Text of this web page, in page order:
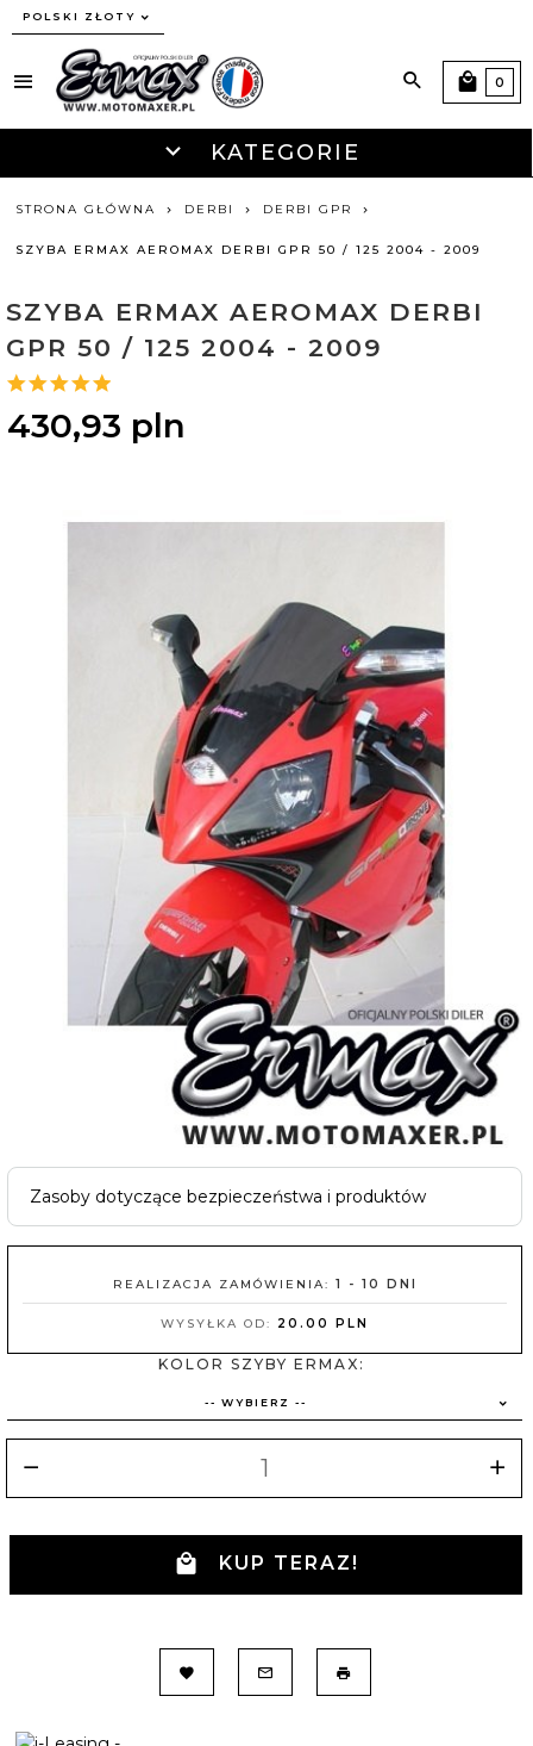
currency_h
POLSKI ZŁOTY
KATEGORIE
0
STRONA GŁÓWNA DERBI DERBI GPR
SZYBA ERMAX AEROMAX DERBI GPR 50 / 125 2004 - 2009
SZYBA ERMAX AEROMAX DERBI
GPR 50 / 125 2004 - 2009
430,93 pln
Zasoby dotyczące bezpieczeństwa i produktów
REALIZACJA ZAMÓWIENIA: 1 - 10 DNI
WYSYŁKA OD: 20.00 PLN
KOLOR SZYBY ERMAX:
-- WYBIERZ --
KUP TERAZ!